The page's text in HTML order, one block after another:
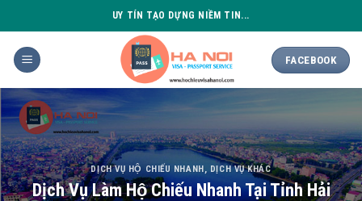
to
content
UY TÍN TẠO DỰNG NIỀM TIN...
FACEBOOK
DỊCH VỤ HỘ CHIẾU NHANH , DỊCH VỤ KHÁC
Dịch Vụ Làm Hộ Chiếu Nhanh Tại Tỉnh Hải